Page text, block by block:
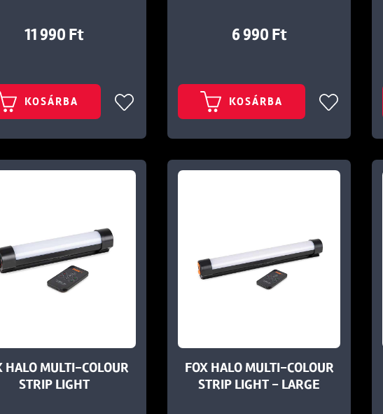
11 990 Ft
KOSÁRBA
6 990 Ft
KOSÁRBA
HALO MULTI-COLOUR
STRIP LIGHT
FOX HALO MULTI-COLOUR
STRIP LIGHT - LARGE